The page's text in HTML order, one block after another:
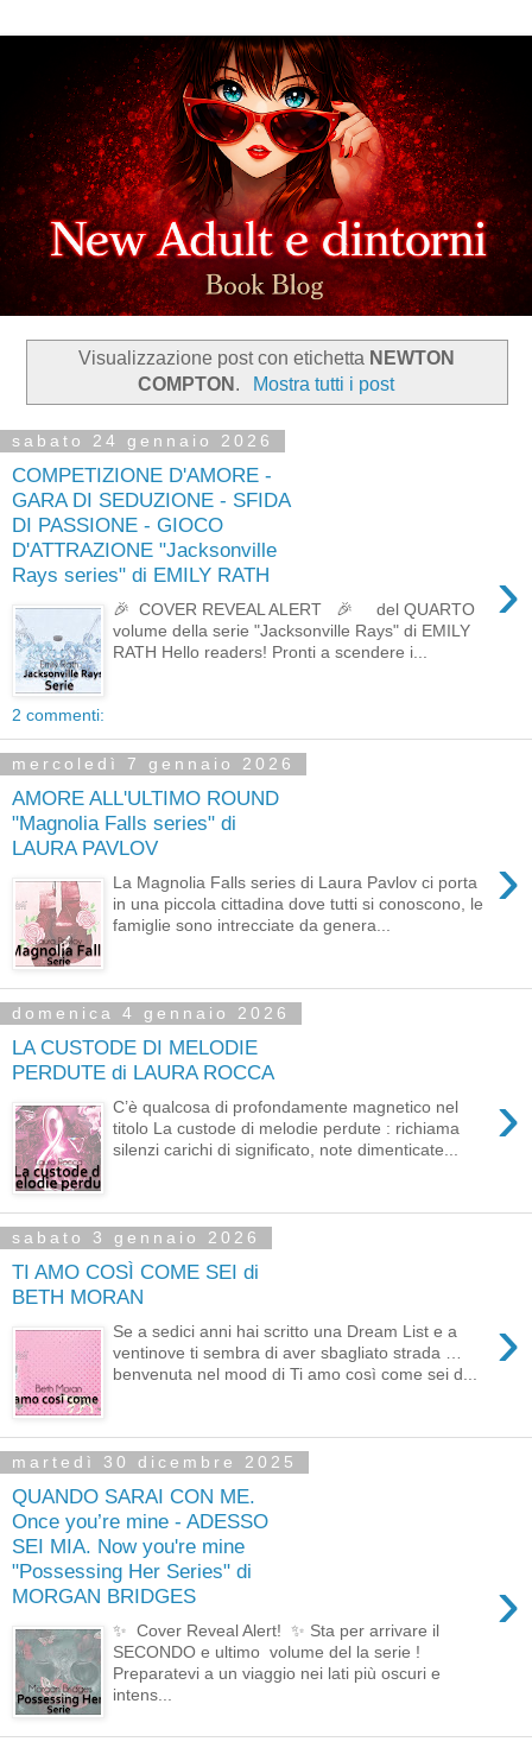
Visualizzazione post con etichetta NEWTON
COMPTON . Mostra tutti i post
sabato 24 gennaio 2026
COMPETIZIONE D'AMORE -
GARA DI SEDUZIONE - SFIDA
DI PASSIONE - GIOCO
D'ATTRAZIONE "Jacksonville
Rays series" di EMILY RATH
›
🎉 COVER REVEAL ALERT 🎉 del QUARTO
volume della serie "Jacksonville Rays" di EMILY
RATH Hello readers! Pronti a scendere i...
2 commenti:
mercoledì 7 gennaio 2026
AMORE ALL'ULTIMO ROUND
"Magnolia Falls series" di
LAURA PAVLOV
›
La Magnolia Falls series di Laura Pavlov ci porta
in una piccola cittadina dove tutti si conoscono, le
famiglie sono intrecciate da genera...
domenica 4 gennaio 2026
LA CUSTODE DI MELODIE
PERDUTE di LAURA ROCCA
›
C’è qualcosa di profondamente magnetico nel
titolo La custode di melodie perdute : richiama
silenzi carichi di significato, note dimenticate...
sabato 3 gennaio 2026
TI AMO COSÌ COME SEI di
BETH MORAN
›
Se a sedici anni hai scritto una Dream List e a
ventinove ti sembra di aver sbagliato strada …
benvenuta nel mood di Ti amo così come sei d...
martedì 30 dicembre 2025
QUANDO SARAI CON ME.
Once you’re mine - ADESSO
SEI MIA. Now you're mine
"Possessing Her Series" di
MORGAN BRIDGES
›
✨ Cover Reveal Alert! ✨ Sta per arrivare il
SECONDO e ultimo volume del la serie !
Preparatevi a un viaggio nei lati più oscuri e
intens...